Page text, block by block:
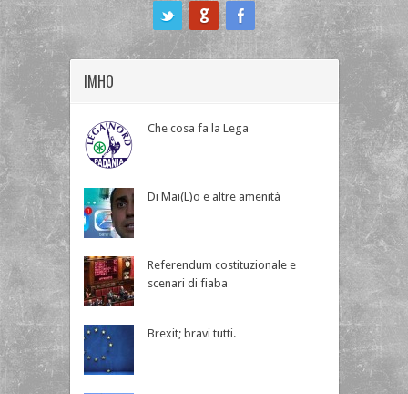
IMHO
Che cosa fa la Lega
Di Mai(L)o e altre amenità
Referendum costituzionale e
scenari di fiaba
Brexit; bravi tutti.